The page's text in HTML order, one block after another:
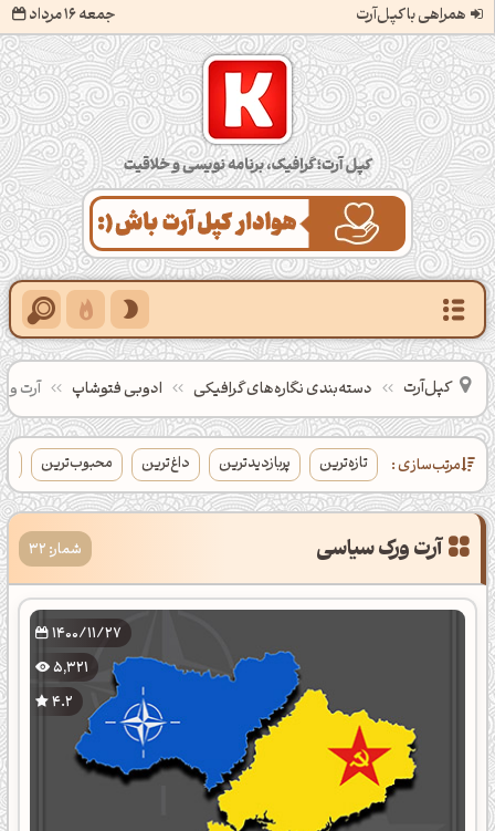
همراهی با کپل‌آرت جمعه 16 مرداد
کپل‌آرت؛ گرافیک، برنامه‌نویسی و خلاقیت
کپل‌آرت دسته‌بندی‌ نگاره‌های گرافیکی ادوبی فتوشاپ آرت
مرتب‌سازی : تازه‌ترین پربازدیدترین داغ‌ترین محبوب‌ترین
آرت ورک سیاسی شمار: 32
1400/11/27
5,321
4.2